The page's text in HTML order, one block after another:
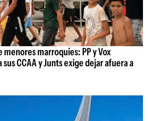
menores marroquíes: PP y Vox
CCAA y Junts exige dejar afuera a